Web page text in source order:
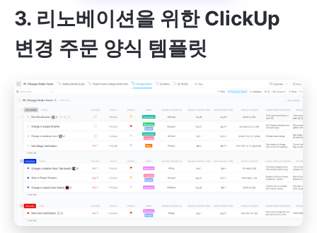
3. 리노베이션을 위한 ClickUp
변경 주문 양식 템플릿